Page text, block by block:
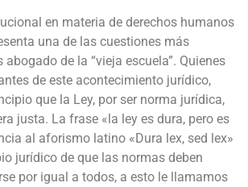
en materia de derechos humanos
una de las cuestiones más
de la “vieja escuela”. Quienes
de este acontecimiento jurídico,
que la Ley, por ser norma jurídica,
justa. La frase «la ley es dura, pero es
al aforismo latino «Dura lex, sed lex»
jurídico de que las normas deben
por igual a todos, a esto le llamamos